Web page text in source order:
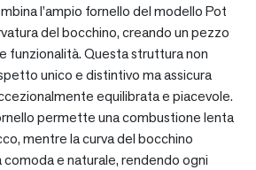
l’ampio fornello del modello Pot
del bocchino, creando un pezzo
funzionalità. Questa struttura non
unico e distintivo ma assicura
equilibrata e piacevole.
permette una combustione lenta
mentre la curva del bocchino
e naturale, rendendo ogni